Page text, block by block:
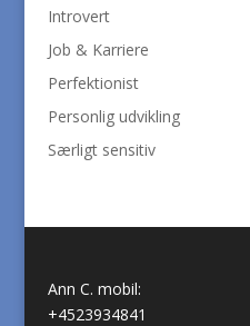
Introvert
Job & Karriere
Perfektionist
Personlig udvikling
Særligt sensitiv
Ann C. mobil:
+4523934841